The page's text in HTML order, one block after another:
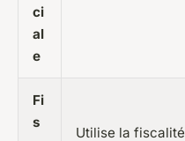
ci
al
e
Fi
s
Utilise la fiscalité